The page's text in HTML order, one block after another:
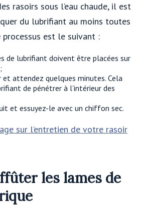
rasoirs sous l’eau chaude, il est
du lubrifiant au moins toutes
est le suivant :
de lubrifiant doivent être placées sur
attendez quelques minutes. Cela
de pénétrer à l’intérieur des
et essuyez-le avec un chiffon sec.
sur l’entretien de votre rasoir
les lames de